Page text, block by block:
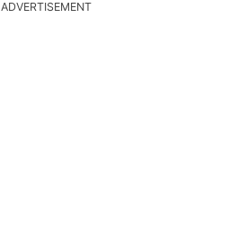
ADVERTISEMENT